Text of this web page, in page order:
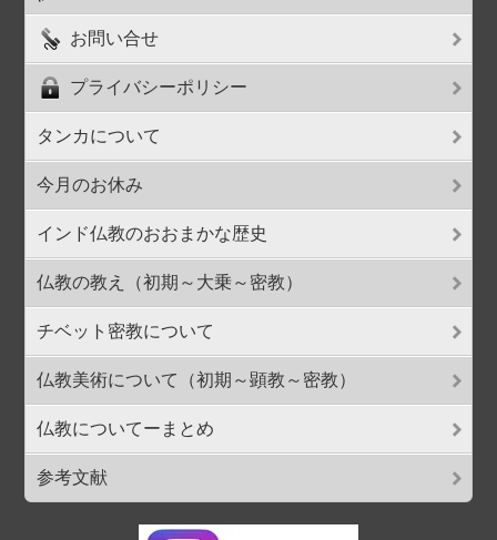
お問い合せ
プライバシーポリシー
タンカについて
今月のお休み
インド仏教のおおまかな歴史
仏教の教え（初期～大乗～密教）
チベット密教について
仏教美術について（初期～顕教～密教）
仏教についてーまとめ
参考文献